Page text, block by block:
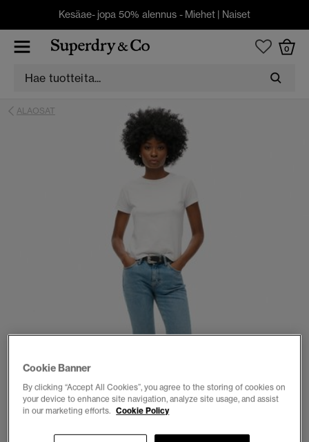
Kesäae- jopa 50% alennus - Miehet | Naiset
0
ALAOSAT
Cookie Banner
By clicking “Accept All Cookies”, you agree to the storing of cookies on
your device to enhance site navigation, analyze site usage, and assist
in our marketing efforts. Cookie Policy